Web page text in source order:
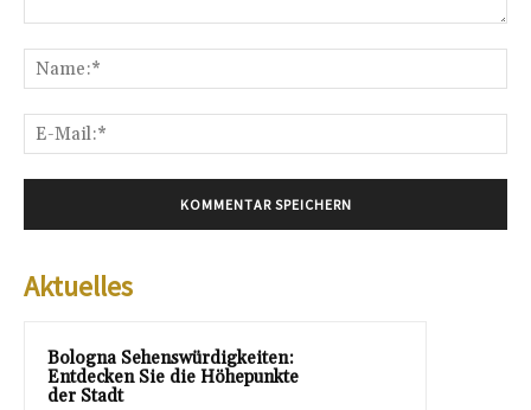
Aktuelles
Bologna Sehenswürdigkeiten:
Entdecken Sie die Höhepunkte
der Stadt